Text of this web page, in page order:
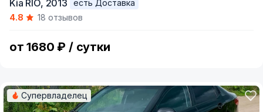
of
Kia RIO, 2013
есть Доставка
4.8
18 отзывов
от 1680 ₽ / сутки
Супервладелец